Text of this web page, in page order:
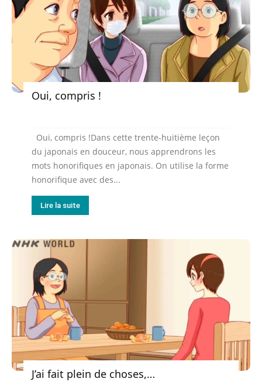
Oui, compris !
Oui, compris !Dans cette trente-huitième leçon
du japonais en douceur, nous apprendrons les
mots honorifiques en japonais. On utilise la forme
honorifique avec des...
Lire la suite
J’ai fait plein de choses,…